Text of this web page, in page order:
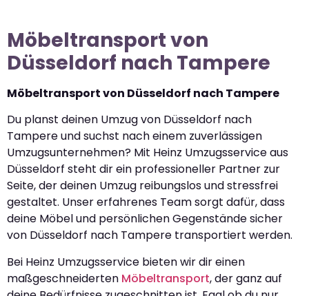
Möbeltransport von
Düsseldorf nach Tampere
Möbeltransport von Düsseldorf nach Tampere
Du planst deinen Umzug von Düsseldorf nach
Tampere und suchst nach einem zuverlässigen
Umzugsunternehmen? Mit Heinz Umzugsservice aus
Düsseldorf steht dir ein professioneller Partner zur
Seite, der deinen Umzug reibungslos und stressfrei
gestaltet. Unser erfahrenes Team sorgt dafür, dass
deine Möbel und persönlichen Gegenstände sicher
von Düsseldorf nach Tampere transportiert werden.
Bei Heinz Umzugsservice bieten wir dir einen
maßgeschneiderten Möbeltransport, der ganz auf